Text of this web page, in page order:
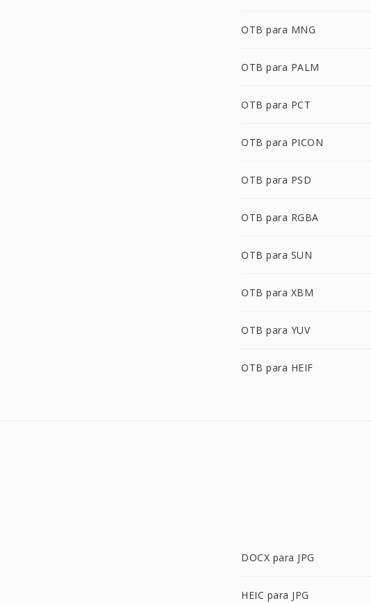
OTB para MNG
OTB para PALM
OTB para PCT
OTB para PICON
OTB para PSD
OTB para RGBA
OTB para SUN
OTB para XBM
OTB para YUV
OTB para HEIF
DOCX para JPG
HEIC para JPG